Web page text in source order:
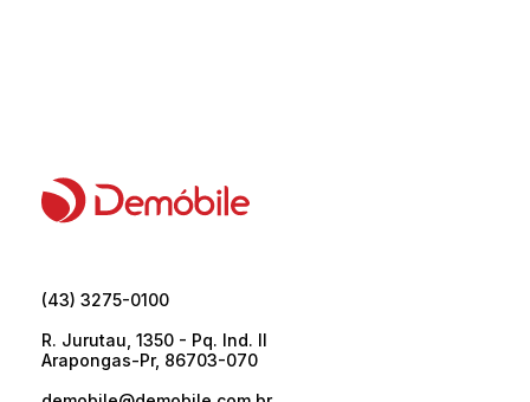
(43) 3275-0100
R. Jurutau, 1350 - Pq. Ind. II
Arapongas-Pr, 86703-070